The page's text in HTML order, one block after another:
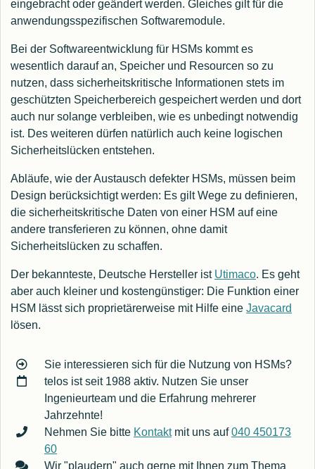
eingebracht oder geändert werden. Gleiches gilt für die
anwendungsspezifischen Softwaremodule.
Bei der Softwareentwicklung für HSMs kommt es
wesentlich darauf an, Speicher und Resourcen so zu
nutzen, dass sicherheitskritische Informationen stets im
geschützten Speicherbereich gespeichert werden und dort
auch nur solange verbleiben, wie es unbedingt notwendig
ist. Des weiteren dürfen natürlich auch keine logischen
Sicherheitslücken entstehen.
Abläufe, wie der Austausch defekter HSMs, müssen beim
Design berücksichtigt werden: Es gilt Wege zu definieren,
die sicherheitskritische Daten von einer HSM auf eine
andere transferieren zu können, ohne damit
Sicherheitslücken zu schaffen.
Der bekannteste, Deutsche Hersteller ist Utimaco. Es geht
aber auch kleiner und kostengünstiger: Die Funktion einer
HSM lässt sich proprietärerweise mit Hilfe eine Javacard
lösen.
Sie interessieren sich für die Nutzung von HSMs?
telos ist seit 1988 aktiv. Nutzen Sie unser
Ingenieurteam und die Erfahrung mehrerer
Jahrzehnte!
Nehmen Sie bitte Kontaktmit uns auf040 450173
60
Wir "plaudern" auch gerne mit Ihnen zum Thema